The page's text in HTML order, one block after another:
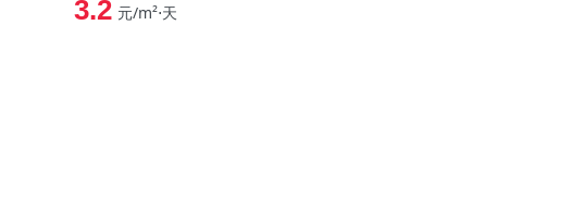
3.2 元/m²⋅天